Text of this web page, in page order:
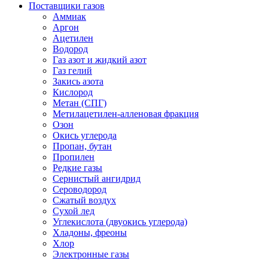
Поставщики газов
Аммиак
Аргон
Ацетилен
Водород
Газ азот и жидкий азот
Газ гелий
Закись азота
Кислород
Метан (СПГ)
Метилацетилен-алленовая фракция
Озон
Окись углерода
Пропан, бутан
Пропилен
Редкие газы
Сернистый ангидрид
Сероводород
Сжатый воздух
Сухой лед
Углекислота (двуокись углерода)
Хладоны, фреоны
Хлор
Электронные газы